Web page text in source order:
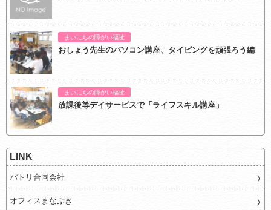
まいにちの障がい福祉
おしょう先生のパソコン講座、タイピングを頑張ろう編
まいにちの障がい福祉
放課後等デイサービスで「ライフスキル講座」
LINK
パトリ合同会社
オフィスまなぶき